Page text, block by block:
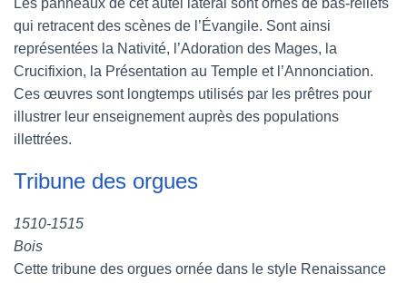
Les panneaux de cet autel latéral sont ornés de bas-reliefs
qui retracent des scènes de l’Évangile. Sont ainsi
représentées la Nativité, l’Adoration des Mages, la
Crucifixion, la Présentation au Temple et l’Annonciation.
Ces œuvres sont longtemps utilisés par les prêtres pour
illustrer leur enseignement auprès des populations
illettrées.
Tribune des orgues
1510-1515
Bois
Cette tribune des orgues ornée dans le style Renaissance